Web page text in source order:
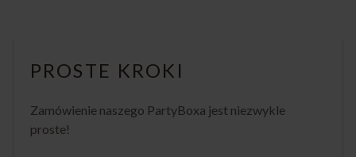
PROSTE KROKI
Zamówienie naszego PartyBoxa jest niezwykle
proste!